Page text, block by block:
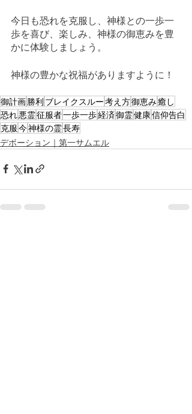
今日も恐れを克服し、神様との一歩一
歩を喜び、楽しみ、神様の御恵みを豊
かに体験しましょう。
神様の豊かな祝福がありますように！
御計画勝利 ブレイクスルー考え方御恵み癒し
恐れ悪霊征服者一歩一歩経済御霊健康信仰告白
克服今神様の霊長寿
デボーション｜第一サムエル